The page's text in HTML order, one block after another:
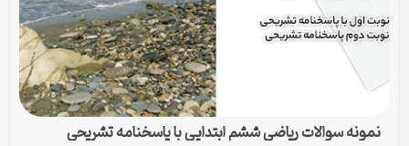
نمونه سوالات ریاضی ششم ابتدایی با پاسخنامه تشریحی